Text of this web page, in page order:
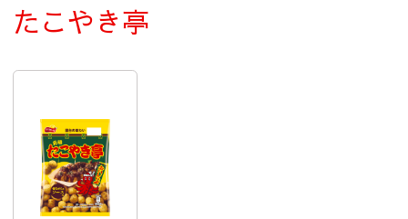
たこやき亭